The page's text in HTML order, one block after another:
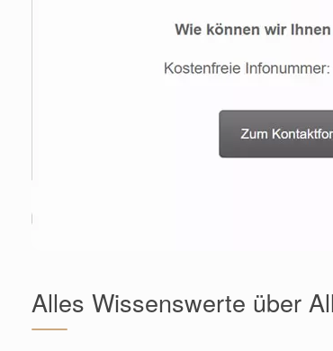
Alles Wissenswerte über